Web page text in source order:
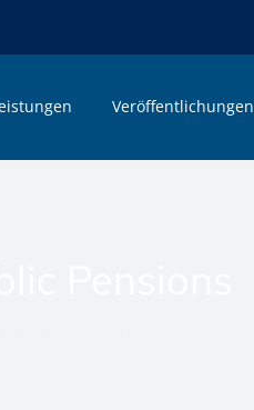
Veröffentlichungen